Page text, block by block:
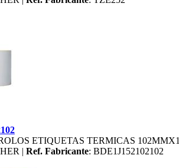
ETIQUETAS TERMICAS
| Ref. Fabricante: BDE1J152102102